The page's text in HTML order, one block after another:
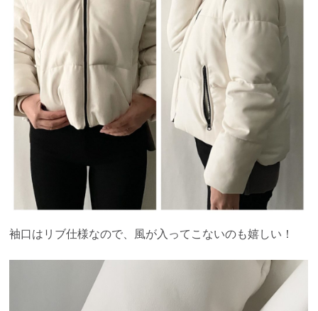
袖口はリブ仕様なので、風が入ってこないのも嬉しい！